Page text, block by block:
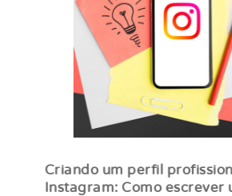
Criando um perfil
Instagram: Como escrever